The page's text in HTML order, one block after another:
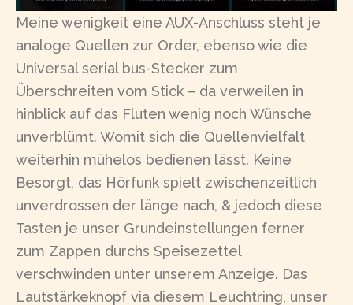
Meine wenigkeit eine AUX-Anschluss steht je
analoge Quellen zur Order, ebenso wie die
Universal serial bus-Stecker zum
Überschreiten vom Stick – da verweilen in
hinblick auf das Fluten wenig noch Wünsche
unverblümt. Womit sich die Quellenvielfalt
weiterhin mühelos bedienen lässt. Keine
Besorgt, das Hörfunk spielt zwischenzeitlich
unverdrossen der länge nach, & jedoch diese
Tasten je unser Grundeinstellungen ferner
zum Zappen durchs Speisezettel
verschwinden unter unserem Anzeige. Das
Lautstärkeknopf via diesem Leuchtring, unser